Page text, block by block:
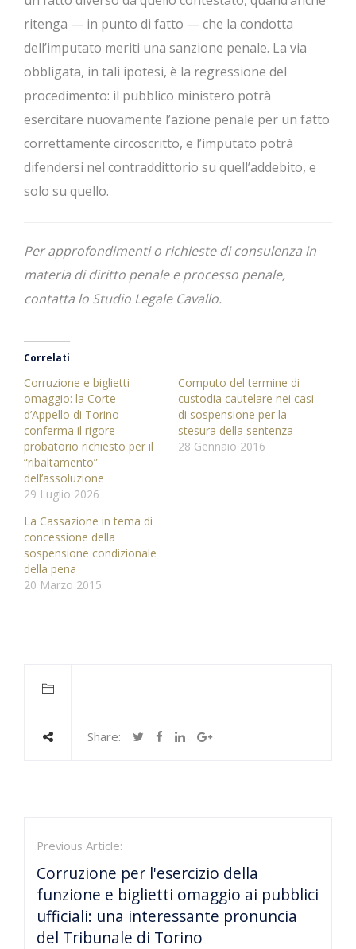
ritenga — in punto di fatto — che la condotta
dell’imputato meriti una sanzione penale. La via
obbligata, in tali ipotesi, è la regressione del
procedimento: il pubblico ministero potrà
esercitare nuovamente l’azione penale per un fatto
correttamente circoscritto, e l’imputato potrà
difendersi nel contraddittorio su quell’addebito, e
solo su quello.
Per approfondimenti o richieste di consulenza in
materia di diritto penale e processo penale,
contatta lo Studio Legale Cavallo.
Correlati
Corruzione e biglietti
omaggio: la Corte
d’Appello di Torino
conferma il rigore
probatorio richiesto per il
“ribaltamento”
dell’assoluzione
29 Luglio 2026
Computo del termine di
custodia cautelare nei casi
di sospensione per la
stesura della sentenza
28 Gennaio 2016
La Cassazione in tema di
concessione della
sospensione condizionale
della pena
20 Marzo 2015
Share:
Previous Article:
Corruzione per l'esercizio della
funzione e biglietti omaggio ai pubblici
ufficiali: una interessante pronuncia
del Tribunale di Torino